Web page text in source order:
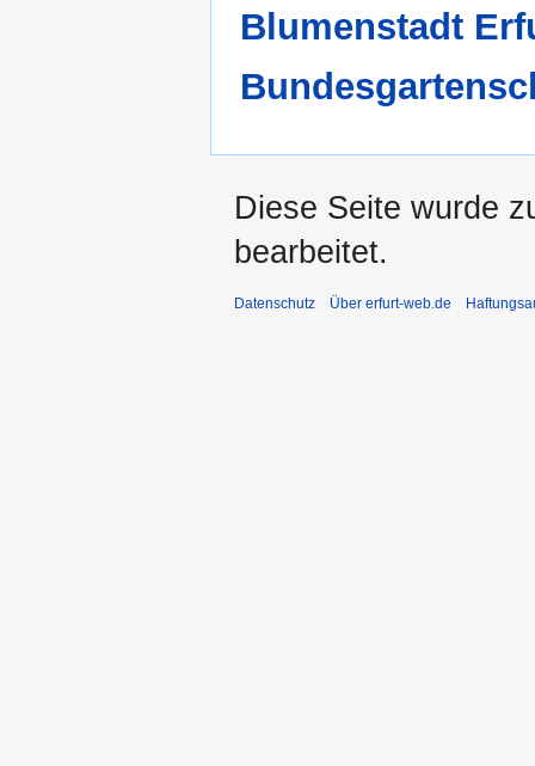
Blumenstadt
Diese Seite wurde
bearbeitet.
Datenschutz Über erfurt-web.de